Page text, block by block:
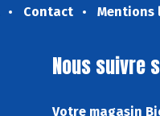
Contact Mentions
Nous suivre
Votre magasin